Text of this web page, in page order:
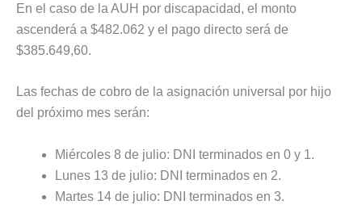
En el caso de la AUH por discapacidad, el monto
ascenderá a $482.062 y el pago directo será de
$385.649,60.
Las fechas de cobro de la asignación universal por hijo
del próximo mes serán:
Miércoles 8 de julio: DNI terminados en 0 y 1.
Lunes 13 de julio: DNI terminados en 2.
Martes 14 de julio: DNI terminados en 3.